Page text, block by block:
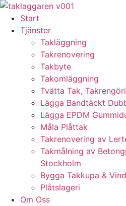
Skip
content
Start
Tjänster
Takläggning
Takrenovering
Takbyte
Takomläggning
Tvätta Tak,
Lägga Bandtäckt
Lägga EPDM
Måla Plåttak
Takrenovering av
Takmålning av
Stockholm
Bygga Takkupa &
Plåtslageri
Om Oss